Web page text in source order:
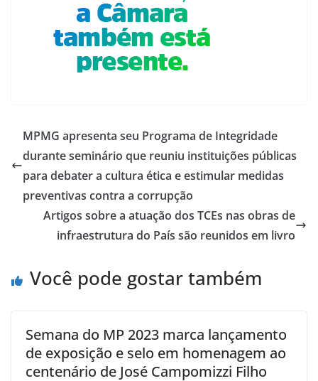
MPMG apresenta seu Programa de Integridade
durante seminário que reuniu instituições públicas
para debater a cultura ética e estimular medidas
preventivas contra a corrupção
Artigos sobre a atuação dos TCEs nas obras de
infraestrutura do País são reunidos em livro
Você pode gostar também
Semana do MP 2023 marca lançamento
de exposição e selo em homenagem ao
centenário de José Campomizzi Filho